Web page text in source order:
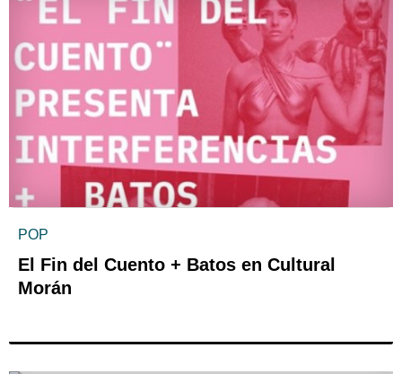
POP
El Fin del Cuento + Batos en Cultural
Morán